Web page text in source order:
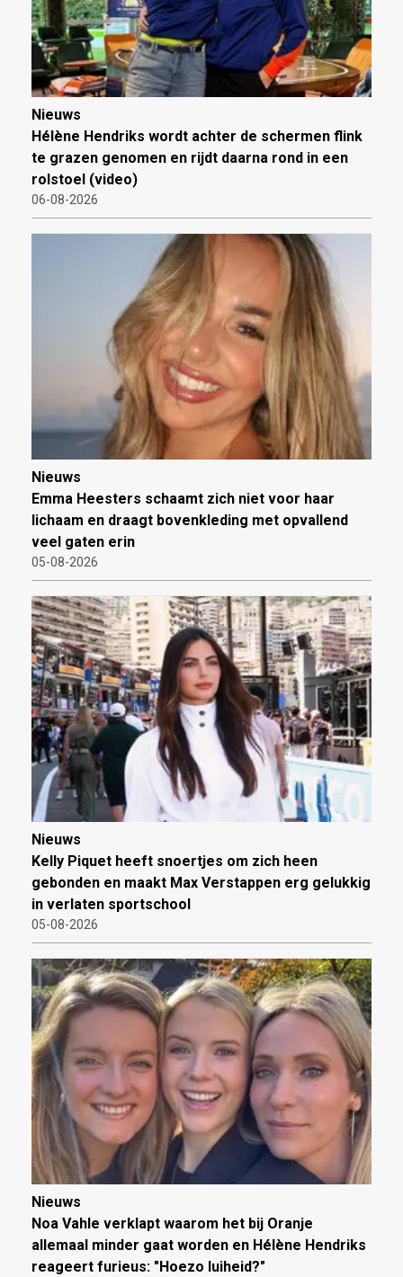
Nieuws
Hélène Hendriks wordt achter de schermen flink
te grazen genomen en rijdt daarna rond in een
rolstoel (video)
06-08-2026
Nieuws
Emma Heesters schaamt zich niet voor haar
lichaam en draagt bovenkleding met opvallend
veel gaten erin
05-08-2026
Nieuws
Kelly Piquet heeft snoertjes om zich heen
gebonden en maakt Max Verstappen erg gelukkig
in verlaten sportschool
05-08-2026
Nieuws
Noa Vahle verklapt waarom het bij Oranje
allemaal minder gaat worden en Hélène Hendriks
reageert furieus: "Hoezo luiheid?"